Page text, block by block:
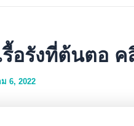
รื้อรังที่ต้นตอ
6, 2022